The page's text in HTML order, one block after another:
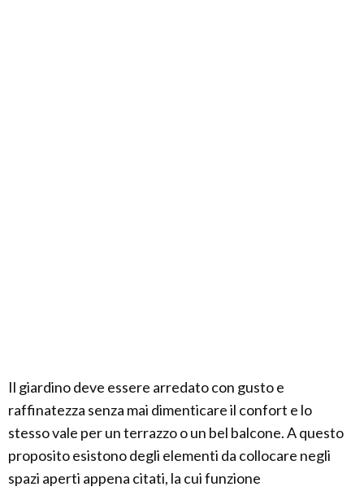
Il giardino deve essere arredato con gusto e
raffinatezza senza mai dimenticare il confort e lo
stesso vale per un terrazzo o un bel balcone. A questo
proposito esistono degli elementi da collocare negli
spazi aperti appena citati, la cui funzione